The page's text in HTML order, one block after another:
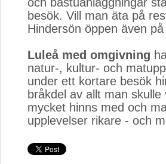
besök. Vill man äta på
Hindersön öppen även
Luleå med omgivning
natur-, kultur- och
under ett kortare besök
bråkdel av allt man
mycket hinns med och
upplevelser rikare - och